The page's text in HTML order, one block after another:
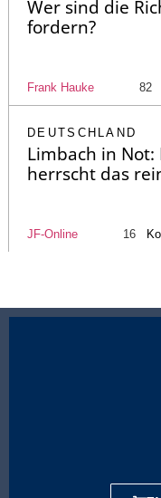
Wer sind die
fordern?
Frank Hauke 82
DEUTSCHLAND
Limbach in Not:
herrscht das
JF-Online 16